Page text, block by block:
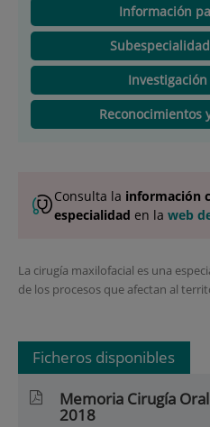
Información
Reconocimientos
Consulta la información
especialidad en la web
La cirugía maxilofacial es una
de los procesos que afectan al
Ficheros disponibles
Memoria Cirugía
2018